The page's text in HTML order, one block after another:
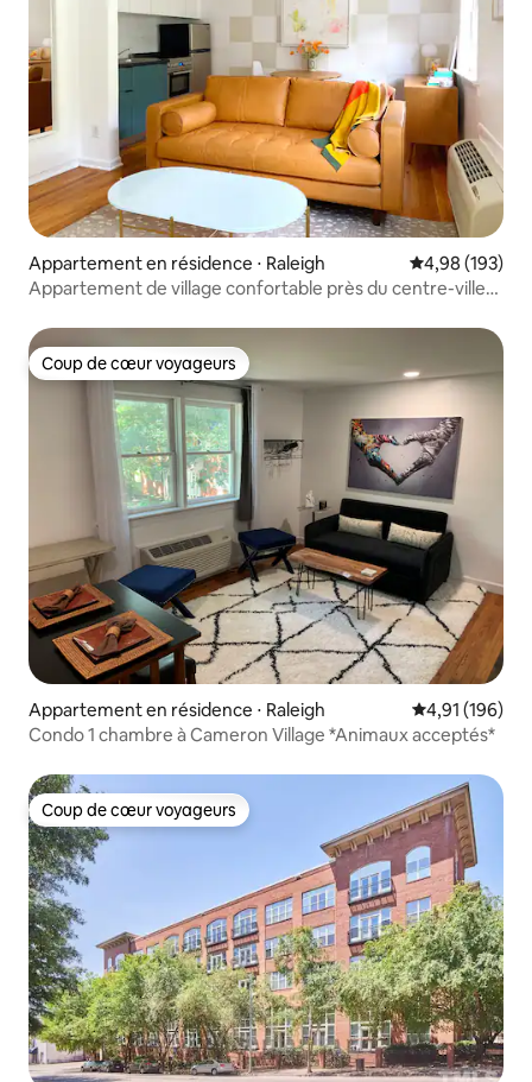
Appartement en résidence ⋅ Raleigh Évaluation
4,98 (193)
Appartement de village confortable près du centre-ville
Coup de cœur voyageurs
Coup de cœur voyageurs
Appartement en résidence ⋅ Raleigh Évaluation
4,91 (196)
Condo 1 chambre à Cameron Village *Animaux acceptés*
Coup de cœur voyageurs
Coup de cœur voyageurs